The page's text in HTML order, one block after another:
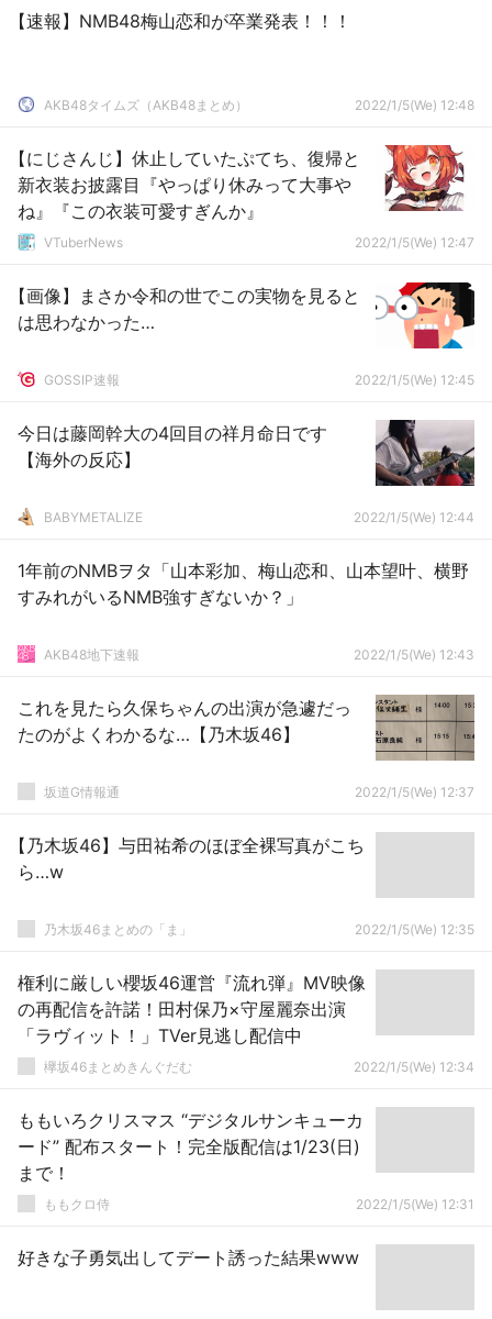
【速報】NMB48梅山恋和が卒業発表！！！
AKB48タイムズ（AKB48まとめ） 2022/1/5(We) 12:48
【にじさんじ】休止していたぷてち、復帰と
新衣装お披露目『やっぱり休みって大事や
ね』『この衣装可愛すぎんか』
VTuberNews 2022/1/5(We) 12:47
【画像】まさか令和の世でこの実物を見ると
は思わなかった…
GOSSIP速報 2022/1/5(We) 12:45
今日は藤岡幹大の4回目の祥月命日です
【海外の反応】
BABYMETALIZE 2022/1/5(We) 12:44
1年前のNMBヲタ「山本彩加、梅山恋和、山本望叶、横野
すみれがいるNMB強すぎないか？」
AKB48地下速報 2022/1/5(We) 12:43
これを見たら久保ちゃんの出演が急遽だっ
たのがよくわかるな…【乃木坂46】
坂道G情報通 2022/1/5(We) 12:37
【乃木坂46】与田祐希のほぼ全裸写真がこち
ら…w
乃木坂46まとめの「ま」 2022/1/5(We) 12:35
権利に厳しい櫻坂46運営『流れ弾』MV映像
の再配信を許諾！田村保乃×守屋麗奈出演
「ラヴィット！」TVer見逃し配信中
欅坂46まとめきんぐだむ 2022/1/5(We) 12:34
ももいろクリスマス “デジタルサンキューカ
ード” 配布スタート！完全版配信は1/23(日)
まで！
ももクロ侍 2022/1/5(We) 12:31
好きな子勇気出してデート誘った結果www